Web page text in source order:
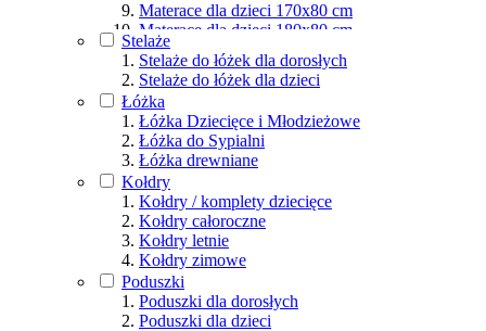
Materace dla dzieci 170x80 cm
Materace dla dzieci 180x80 cm
Materace dla dzieci 180x90 cm
Materace dla dzieci 190x80 cm
Materace dla dzieci 190x90 cm
Materace dla dzieci 200x80 cm
Materace dla dzieci 200x90 cm
Materace dla dzieci 200x100 cm
Materace dla dzieci 200x120 cm
Materace dla dzieci 200x140 cm
Materace dla dzieci 200x160 cm
Materace dla dzieci 200x180 cm
Materace dla dzieci 200x200 cm
Stelaże
Stelaże do łóżek dla dorosłych
Stelaże do łóżek dla dzieci
Łóżka
Łóżka Dziecięce i Młodzieżowe
Łóżka do Sypialni
Łóżka drewniane
Kołdry
Kołdry / komplety dziecięce
Kołdry całoroczne
Kołdry letnie
Kołdry zimowe
Poduszki
Poduszki dla dorosłych
Poduszki dla dzieci